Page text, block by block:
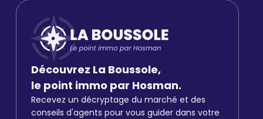
Découvrez La Boussole,
le point immo par Hosman.
Recevez un décryptage du marché et des
conseils d'agents pour vous guider dans votre